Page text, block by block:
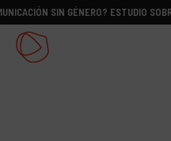
SIN GÉNERO? ESTUDIO SOBRE LA